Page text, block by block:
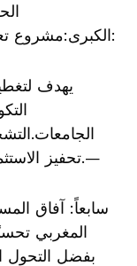
الكبرى:مشروع تعميم الحماية الاجتماعية (2021–2025):
يهدف
والخاص (PPP).تحفيز الاستثمار الأجنبي في الصحة.—
سابعاً: آفاق
المغربي
بفضل التحول